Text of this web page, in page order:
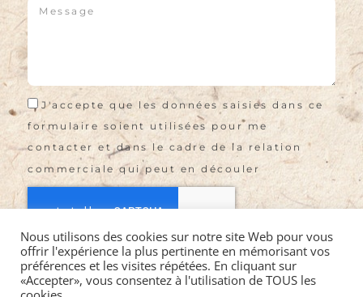
J'accepte que les données saisies dans ce
formulaire soient utilisées pour me
contacter et dans le cadre de la relation
commerciale qui peut en découler
Envoyer
Nous utilisons des cookies sur notre site Web pour vous
offrir l'expérience la plus pertinente en mémorisant vos
préférences et les visites répétées. En cliquant sur
«Accepter», vous consentez à l'utilisation de TOUS les